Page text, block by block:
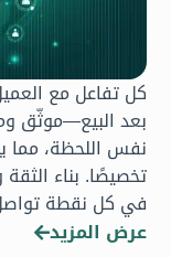
كل تفاعل مع
بعد البيع—موثّق
نفس اللحظة، مما
تخصيصًا. بناء
في كل نقطة
عرض المزيد